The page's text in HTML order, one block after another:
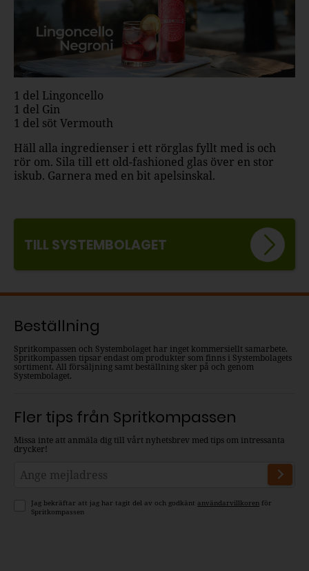
1 del Lingoncello
1 del Gin
1 del söt Vermouth
Häll alla ingredienser i ett rörglas fyllt med is och
rör om. Sila till ett old-fashioned glas över en stor
iskub. Garnera med en bit apelsinskal.
TILL SYSTEMBOLAGET
Beställning
Spritkompassen och Systembolaget har inget kommersiellt samarbete.
Spritkompassen tipsar endast om produkter som finns i Systembolagets
sortiment. All försäljning samt beställning sker på och genom
Systembolaget.
Fler tips från Spritkompassen
Missa inte att anmäla dig till vårt nyhetsbrev med tips om intressanta
drycker!
Jag bekräftar att jag har tagit del av och godkänt användarvillkoren för
Spritkompassen